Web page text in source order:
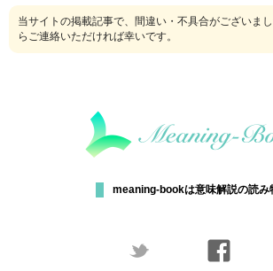
当サイトの掲載記事で、間違い・不具合がございまし
らご連絡いただければ幸いです。
meaning-bookは意味解説の読み